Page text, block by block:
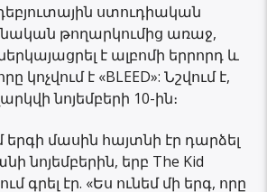
դեբյուտային ստուդիական
թողարկումից առաջ,
է ալբոմի երրորդ և
կոչվում է «BLEED»: Նշվում է,
նոյեմբերի 10-ին։
մասին հայտնի էր դարձել
նոյեմբերին, երբ The Kid
գրել էր. «Ես ունեմ մի երգ, որը